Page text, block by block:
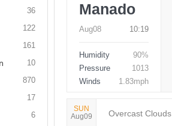
36
122
161
10
870
17
6
Manado
Aug08 10:19
Humidity
90%
Pressure
1013
Winds
1.83mph
SUN
Aug09
Overcast Clouds